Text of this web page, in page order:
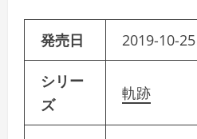
発売日 2019-10-
シリー
ズ
軌跡